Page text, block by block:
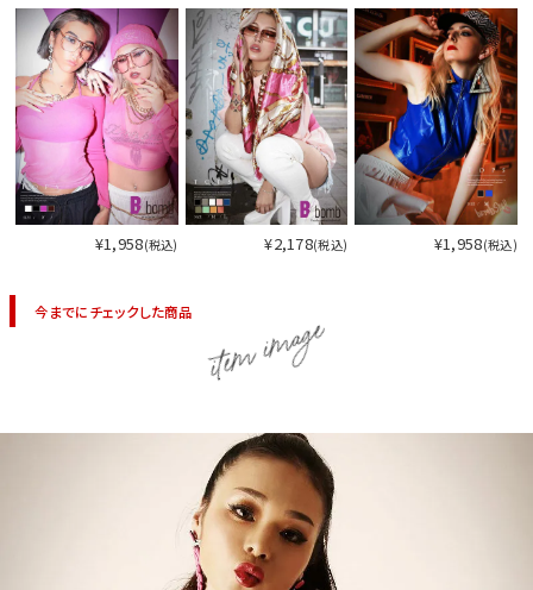
¥1,958(税込) ¥2,178(税込) ¥1,958(税込)
今までにチェックした商品 item image